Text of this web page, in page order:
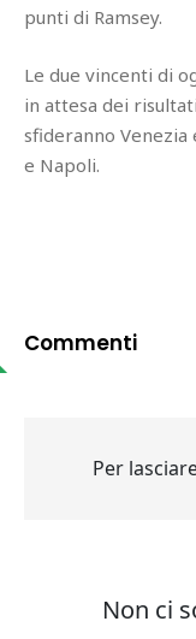
punti di Ramsey.
Le due vincenti di
in attesa dei
sfideranno Venezia
e Napoli.
Commenti